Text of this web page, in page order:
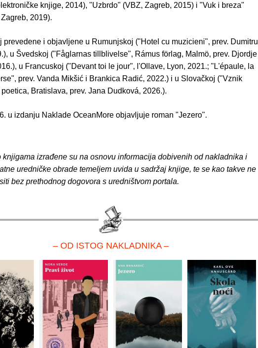
knjige, 2014), "Uzbrdo" (VBZ, Zagreb, 2015) i "Vuk i breza"
2019).
prevedene i objavljene u Rumunjskoj ("Hotel cu muzicieni", prev. Dumitru
u Švedskoj ("Fåglarnas tillblivelse", Rámus förlag, Malmö, prev. Djordje
u Francuskoj ("Devant toi le jour", l'Ollave, Lyon, 2021.; "L'épaule, la
prev. Vanda Mikšić i Brankica Radić, 2022.) i u Slovačkoj ("Vznik
Bratislava, prev. Jana Dudková, 2026.).
u izdanju Naklade OceanMore objavljuje roman "Jezero".
izrađene su na osnovu informacija dobivenih od nakladnika i
uredničke obrade temeljem uvida u sadržaj knjige, te se kao takve ne
bez prethodnog dogovora s uredništvom portala.
– OD ISTOG NAKLADNIKA –